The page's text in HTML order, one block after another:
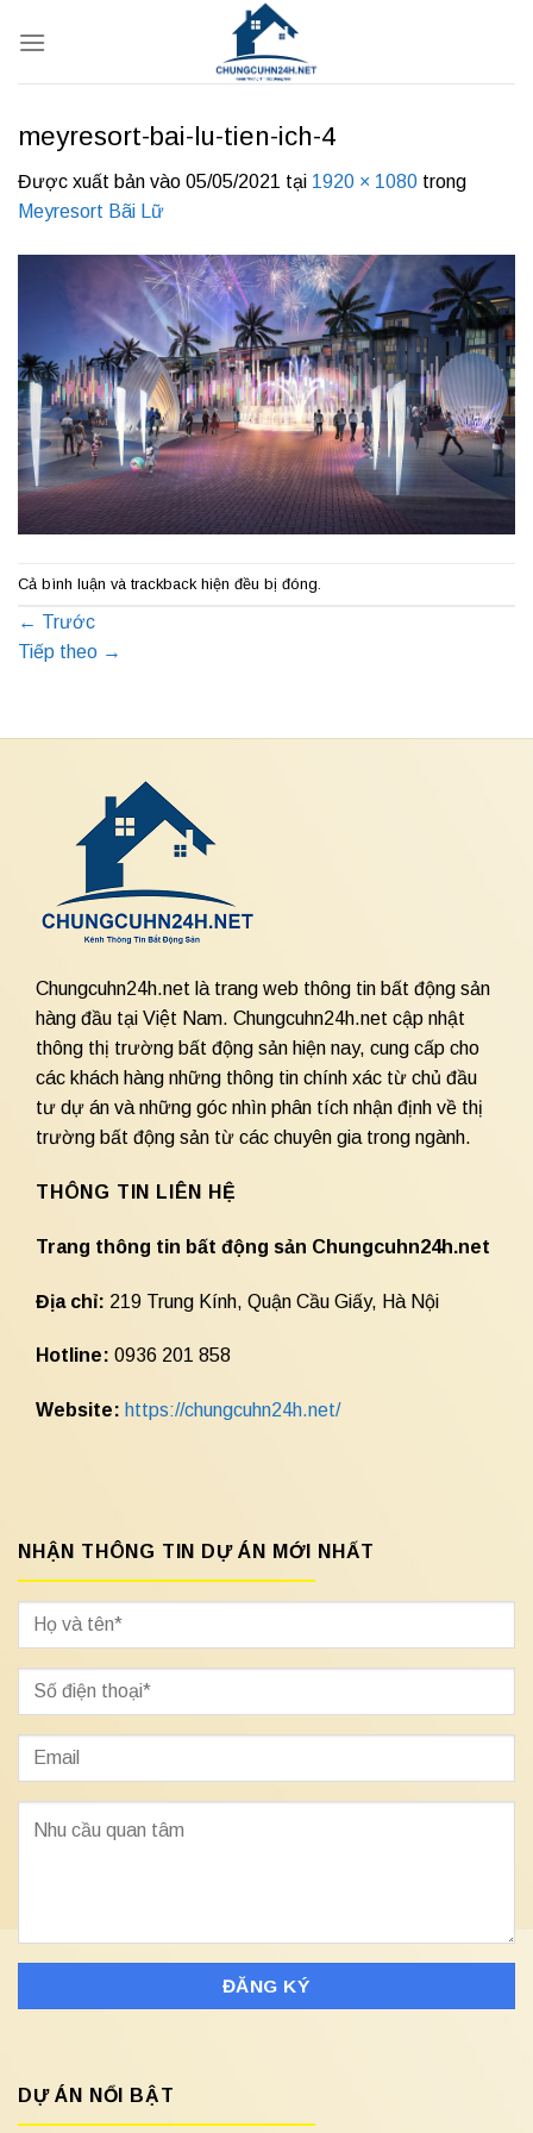
qua
meyresort-bai-lu-tien-ich-4
Được xuất bản vào 05/05/2021 tại 1920 × 1080 trong
Meyresort Bãi Lữ
Cả bình luận và trackback hiện đều bị đóng.
← Trước
Tiếp theo →
Chungcuhn24h.net là trang web thông tin bất động sản
hàng đầu tại Việt Nam. Chungcuhn24h.net cập nhật
thông thị trường bất động sản hiện nay, cung cấp cho
các khách hàng những thông tin chính xác từ chủ đầu
tư dự án và những góc nhìn phân tích nhận định về thị
trường bất động sản từ các chuyên gia trong ngành.
THÔNG TIN LIÊN HỆ
Trang thông tin bất động sản Chungcuhn24h.net
Địa chỉ: 219 Trung Kính, Quận Cầu Giấy, Hà Nội
Hotline: 0936 201 858
Website: https://chungcuhn24h.net/
NHẬN THÔNG TIN DỰ ÁN MỚI NHẤT
DỰ ÁN NỔI BẬT